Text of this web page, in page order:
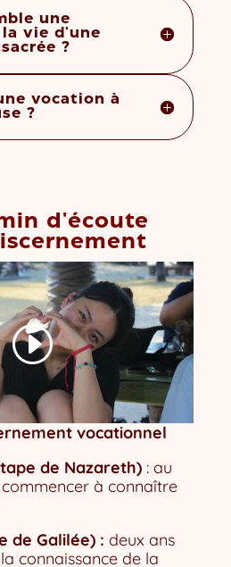
une
vie d'une
?
vocation à
?
d'écoute
vocationnel
de Nazareth) : au
à connaître
de Galilée) :deux ans
connaissance de la